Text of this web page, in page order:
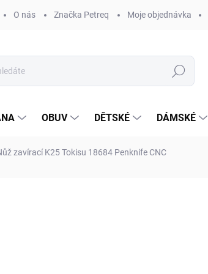
O nás Značka Petreq Moje objednávka
Hledat
OBUV DĚTSKÉ DÁMSKÉ
zavírací K25 Tokisu 18684 Penknife CNC